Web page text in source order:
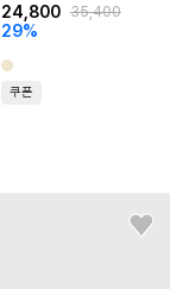
4color
24,800 35,400
29%
쿠폰